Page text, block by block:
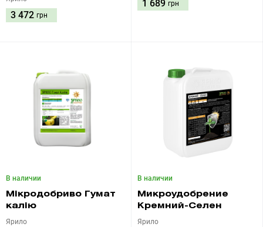
3 472 грн
1 689 грн
В наличии
Мікродобриво Гумат
калію
Ярило
В наличии
Микроудобрение
Кремний-Селен
Ярило